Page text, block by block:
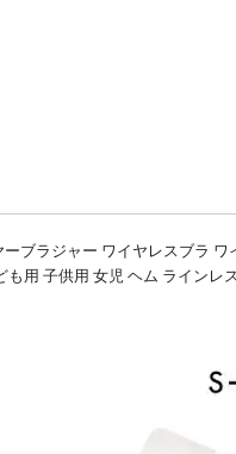
ブラジャー ワイヤレスブラ ワ
用 子供用 女児 ヘム ラインレ